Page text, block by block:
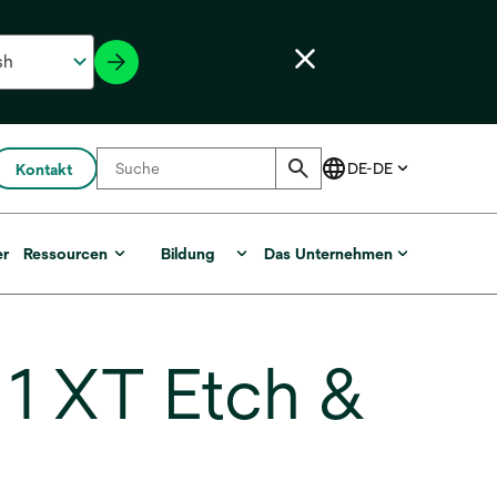
Kontakt
Ressourcen Bildung Das Unternehmen
XT Etch &